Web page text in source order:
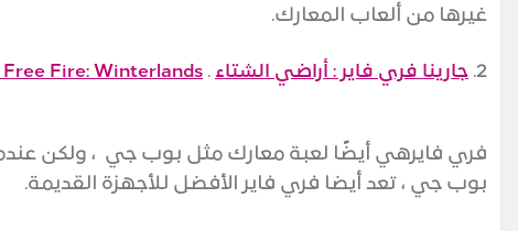
غيرها من ألعاب المعارك.
2. جارينا فري فاير : أراضي الشتاء .
Free Fire: Winterlands
فري فايرهي أيضًا لعبة معارك مثل بوب جي
، ولكن
بوب جي ، تعد أيضا فري فاير الأفضل للأجهزة القديمة.